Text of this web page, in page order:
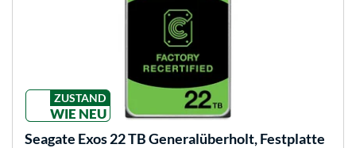
ZUSTAND
WIE NEU
Seagate Exos 22 TB Generalüberholt, Festplatte